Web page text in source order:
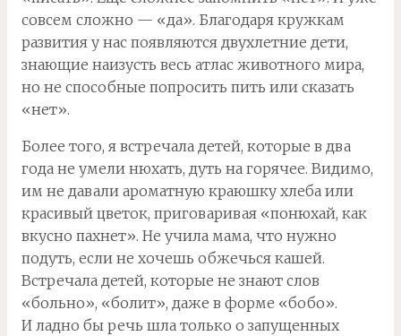
совсем сложно — «да». Благодаря кружкам
развития у нас появляются двухлетние дети,
знающие наизусть весь атлас животного мира,
но не способные попросить пить или сказать
«нет».
Более того, я встречала детей, которые в два
года не умели нюхать, дуть на горячее. Видимо,
им не давали ароматную краюшку хлеба или
красивый цветок, приговаривая «понюхай, как
вкусно пахнет». Не учила мама, что нужно
подуть, если не хочешь обжечься кашей.
Встречала детей, которые не знают слов
«больно», «болит», даже в форме «бобо».
И ладно бы речь шла только о запущенных